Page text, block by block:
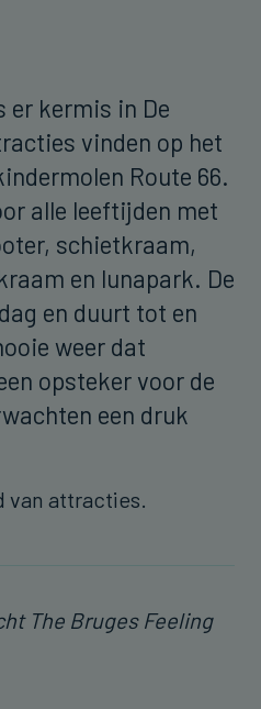
er kermis in De
vinden op het
Route 66.
alle leeftijden met
schietkraam,
en lunapark. De
en duurt tot en
weer dat
opsteker voor de
een druk
van attracties.
The Bruges Feeling